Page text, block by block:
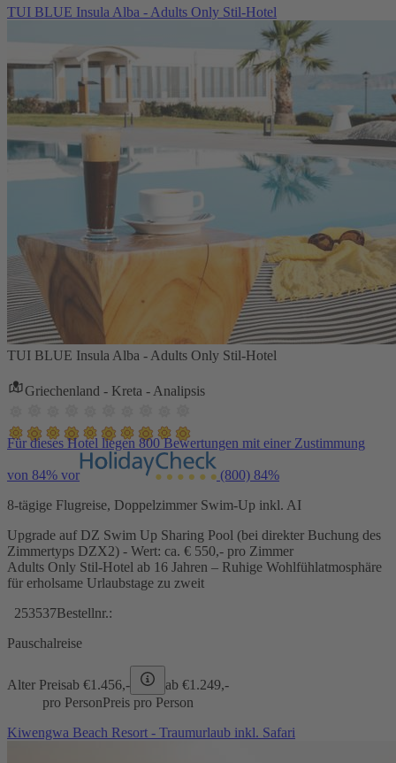
TUI BLUE Insula Alba - Adults Only Stil-Hotel
TUI BLUE Insula Alba - Adults Only Stil-Hotel
Griechenland - Kreta - Analipsis
Für dieses Hotel liegen 800 Bewertungen mit einer Zustimmung
von 84% vor (800) 84%
8-tägige Flugreise, Doppelzimmer Swim-Up inkl. AI
Upgrade auf DZ Swim Up Sharing Pool (bei direkter Buchung des
Zimmertyps DZX2) - Wert: ca. € 550,- pro Zimmer
Adults Only Stil-Hotel ab 16 Jahren – Ruhige Wohlfühlatmosphäre
für erholsame Urlaubstage zu zweit
253537Bestellnr.:
Pauschalreise
Alter Preisab €1.456,- ab €1.249,-
pro PersonPreis pro Person
Kiwengwa Beach Resort - Traumurlaub inkl. Safari